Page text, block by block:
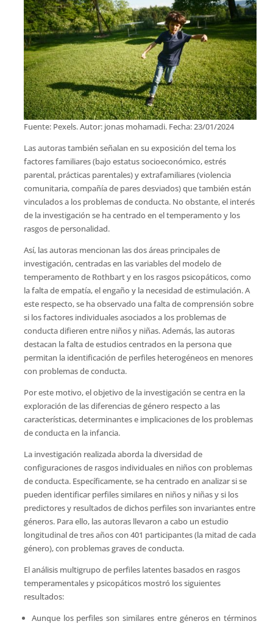
Fuente: Pexels. Autor: jonas mohamadi. Fecha: 23/01/2024
Las autoras también señalan en su exposición del tema los
factores familiares (bajo estatus socioeconómico, estrés
parental, prácticas parentales) y extrafamiliares (violencia
comunitaria, compañía de pares desviados) que también están
vinculados a los problemas de conducta. No obstante, el interés
de la investigación se ha centrado en el temperamento y los
rasgos de personalidad.
Así, las autoras mencionan las dos áreas principales de
investigación, centradas en las variables del modelo de
temperamento de Rothbart y en los rasgos psicopáticos, como
la falta de empatía, el engaño y la necesidad de estimulación. A
este respecto, se ha observado una falta de comprensión sobre
si los factores individuales asociados a los problemas de
conducta difieren entre niños y niñas. Además, las autoras
destacan la falta de estudios centrados en la persona que
permitan la identificación de perfiles heterogéneos en menores
con problemas de conducta.
Por este motivo, el objetivo de la investigación se centra en la
exploración de las diferencias de género respecto a las
características, determinantes e implicaciones de los problemas
de conducta en la infancia.
La investigación realizada aborda la diversidad de
configuraciones de rasgos individuales en niños con problemas
de conducta. Específicamente, se ha centrado en analizar si se
pueden identificar perfiles similares en niños y niñas y si los
predictores y resultados de dichos perfiles son invariantes entre
géneros. Para ello, las autoras llevaron a cabo un estudio
longitudinal de tres años con 401 participantes (la mitad de cada
género), con problemas graves de conducta.
El análisis multigrupo de perfiles latentes basados en rasgos
temperamentales y psicopáticos mostró los siguientes
resultados:
Aunque los perfiles son similares entre géneros en términos